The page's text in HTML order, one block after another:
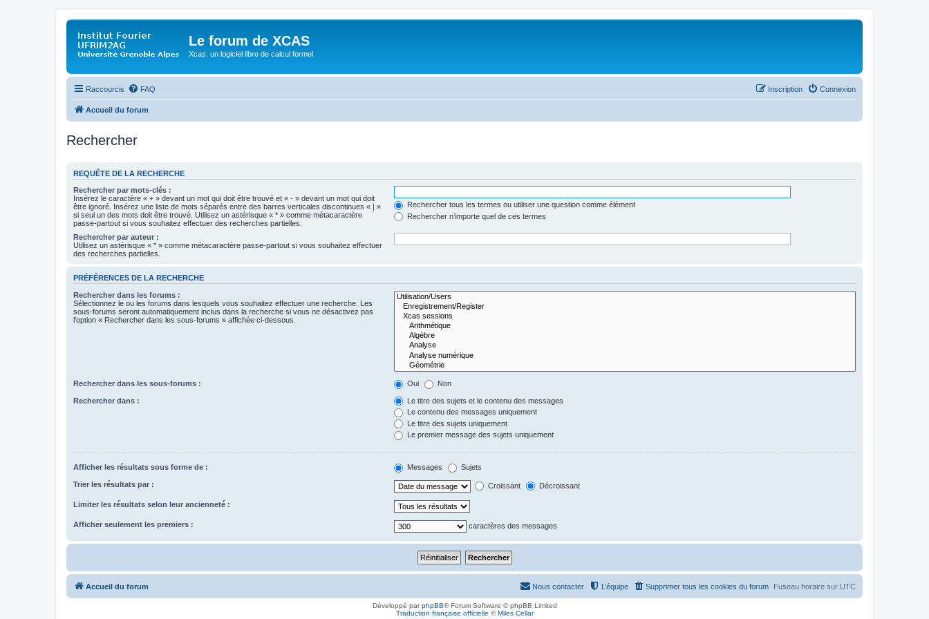
Le forum de XCAS
Xcas: un logiciel libre de calcul formel
Raccourcis FAQ Connexion
Inscription
Accueil du forum
Rechercher
REQUÊTE DE LA RECHERCHE
Rechercher par mots-clés :
Insérez le caractère « + » devant un mot qui doit être trouvé et « - » devant un mot qui doit
être ignoré. Insérez une liste de mots séparés entre des barres verticales discontinues « | »
si seul un des mots doit être trouvé. Utilisez un astérisque « * » comme métacaractère
passe-partout si vous souhaitez effectuer des recherches partielles.
Rechercher tous les termes ou utiliser une question comme élément
Rechercher n’importe quel de ces termes
Rechercher par auteur :
Utilisez un astérisque « * » comme métacaractère passe-partout si vous souhaitez effectuer
des recherches partielles.
PRÉFÉRENCES DE LA RECHERCHE
Rechercher dans les forums :
Sélectionnez le ou les forums dans lesquels vous souhaitez effectuer une recherche. Les
sous-forums seront automatiquement inclus dans la recherche si vous ne désactivez pas
l’option « Rechercher dans les sous-forums » affichée ci-dessous.
Rechercher dans les sous-forums : Oui Non
Rechercher dans :
Le titre des sujets et le contenu des messages
Le contenu des messages uniquement
Le titre des sujets uniquement
Le premier message des sujets uniquement
Afficher les résultats sous forme de : Messages Sujets
Trier les résultats par : Croissant Décroissant
Limiter les résultats selon leur ancienneté :
Afficher seulement les premiers : caractères des messages
Accueil du forum Fuseau horaire sur UTC
Supprimer tous les cookies du forum
L’équipe
Nous contacter
Développé parphpBB® Forum Software © phpBB Limited
Traduction française officielle ©Miles Cellar